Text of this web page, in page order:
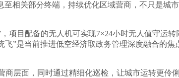
相关部分终端，持续优化区域营商，不只是城
目配备的无人机可实现7×24小时无人值守运转
”是当前推进低空经济取政务管理深度融合的焦
层面，同时通过精细化巡检，让城市运转更伶